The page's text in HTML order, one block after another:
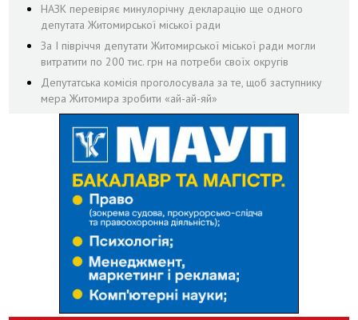
НАЗК перевіряє минулорічну декларацію ще одного
депутата Житомирської міської ради
За І півріччя депутати Житомирської міської ради могли
витратити по 200 тис. грн на потреби своїх округів
Депутатська комісія проголосувала за те, щоб заступнику
мера Житомира зробити «ай-ай-яй»